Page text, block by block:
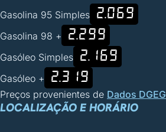
Gasolina 95 Simples 2.069
Gasolina 98 + 2.299
Gasóleo Simples 2.169
Gasóleo + 2.319
Preços provenientes de Dados DGEG
LOCALIZAÇÃO E HORÁRIO